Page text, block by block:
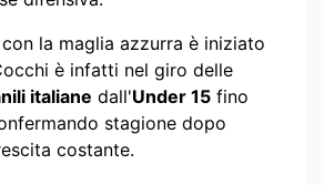
la maglia azzurra è iniziato
è infatti nel giro delle
italiane dall'Under 15 fino
stagione dopo
costante.